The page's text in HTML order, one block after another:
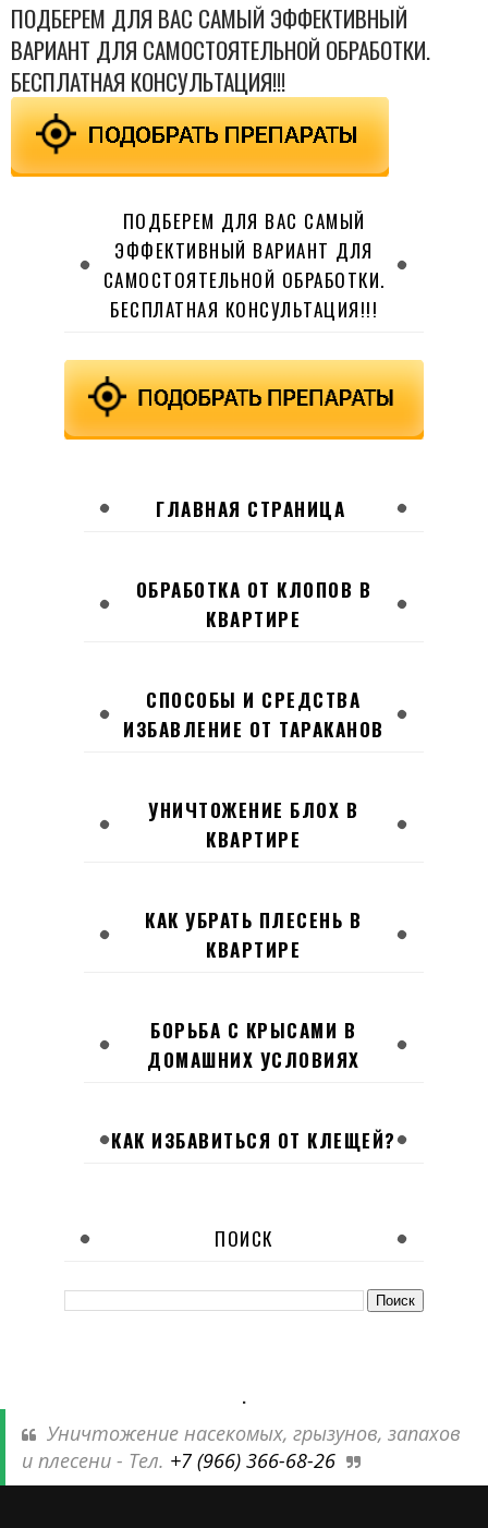
ПОДБЕРЕМ ДЛЯ ВАС САМЫЙ ЭФФЕКТИВНЫЙ
ВАРИАНТ ДЛЯ САМОСТОЯТЕЛЬНОЙ ОБРАБОТКИ.
БЕСПЛАТНАЯ КОНСУЛЬТАЦИЯ!!!
ПОДБЕРЕМ ДЛЯ ВАС САМЫЙ
ЭФФЕКТИВНЫЙ ВАРИАНТ ДЛЯ
САМОСТОЯТЕЛЬНОЙ ОБРАБОТКИ.
БЕСПЛАТНАЯ КОНСУЛЬТАЦИЯ!!!
ГЛАВНАЯ СТРАНИЦА
ОБРАБОТКА ОТ КЛОПОВ В
КВАРТИРЕ
СПОСОБЫ И СРЕДСТВА
ИЗБАВЛЕНИЕ ОТ ТАРАКАНОВ
УНИЧТОЖЕНИЕ БЛОХ В
КВАРТИРЕ
КАК УБРАТЬ ПЛЕСЕНЬ В
КВАРТИРЕ
БОРЬБА С КРЫСАМИ В
ДОМАШНИХ УСЛОВИЯХ
КАК ИЗБАВИТЬСЯ ОТ КЛЕЩЕЙ?
ПОИСК
.
Уничтожение насекомых, грызунов, запахов
и плесени - Тел. +7 (966) 366-68-26